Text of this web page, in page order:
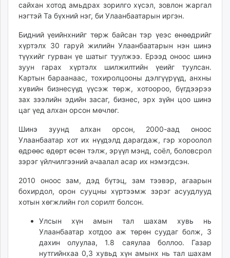
paparazzi.mn
unread.today
сайхан хотод амьдрах зорилго хүсэл, зовлон жаргал
нэгтэй Та бүхний нэг, би Улаанбаатарын иргэн.
Бидний үеийнхнийг төрж байсан тэр үеэс өнөөдрийг
хүртэлх 30 гаруй жилийн Улаанбаатарын нэн шинэ
түүхийг гурван үе шатыг туулжээ. Ерээд оноос шинэ
зуун гарах хүртэлх шилжилтийн үеийг туулсан.
Картын бараанаас, тохиролцооны дэлгүүрүүд, анхны
хувийн бизнесүүд үүсэж төрж, хотоороо, бүгдээрээ
зах зээлийн эдийн засаг, бизнес, эрх зүйн цоо шинэ
цаг үед алхан орсон мөчлөг.
Шинэ зуунд алхан орсон, 2000-аад оноос
Улаанбаатар хот их нүүдэлд дарагдаж, гэр хороолол
өдрөөс өдөрт өсөн тэлж, эрүүл мэнд, соёл, боловсрол
зэрэг үйлчилгээний ачаалал асар их нэмэгдсэн.
2010 оноос зам, дэд бүтэц, зам тээвэр, агаарын
бохирдол, орон сууцны хүртээмж зэрэг асуудлууд
хотын хөгжлийн гол сорилт болсон.
Улсын хүн амын тал шахам хувь нь
Улаанбаатар хотдоо аж төрөн суудаг болж, 3
дахин олуулаа, 1.8 саяулаа боллоо. Газар
нутгийнхаа 0,3 хувьд хүн амынх нь тал шахам